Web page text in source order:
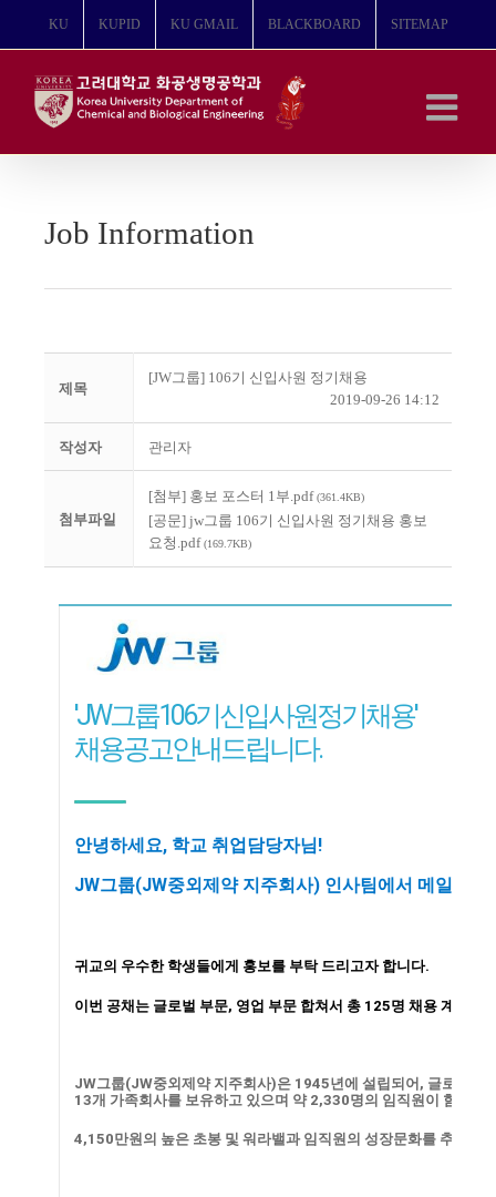
뛰
KU KUPID KU GMAIL BLACKBOARD SITEMAP
Job Information
제목
[JW그룹] 106기 신입사원 정기채용
2019-09-26 14:12
작성자 관리자
첨부파일
[첨부] 홍보 포스터 1부.pdf(361.4KB)
[공문] jw그룹 106기 신입사원 정기채용 홍보
요청.pdf(169.7KB)
'JW그룹 106기 신입사원 정기채용'
채용공고 안내드립니다.
안녕하세요, 학교 취업담당자님!
JW그룹(JW중외제약 지주회사) 인사팀에서 메일 드
귀교의 우수한 학생들에게 홍보를 부탁 드리고자 합니다.
이번 공채는 글로벌 부문, 영업 부문 합쳐서 총 125명 채용 계획입
JW그룹(JW중외제약 지주회사)은 1945년에 설립 되어, 글로벌 헬
13개 가족회사를 보유하고 있으며 약 2,330명의 임직원 이 함께 근
4,150만원의 높은 초봉 및 워라밸과 임직원의 성장문화를 추구합